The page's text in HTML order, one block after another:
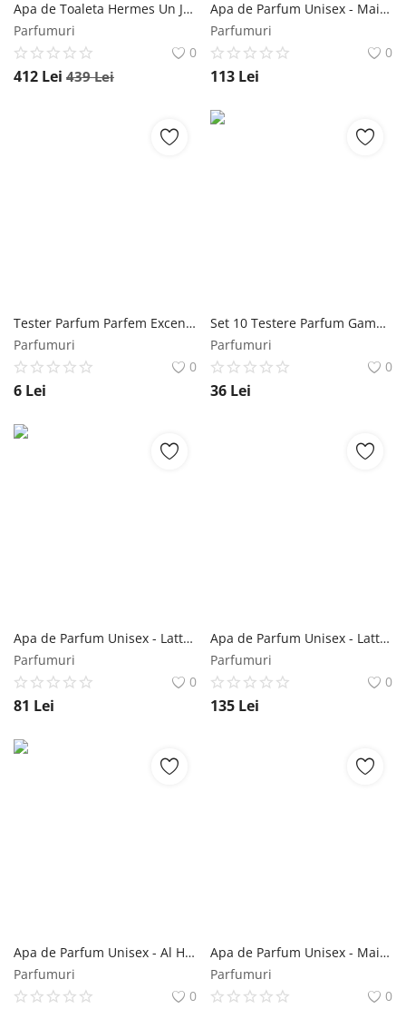
Apa de Toaleta Hermes Un Jardin Sur La Lagune, Unisex, 100ml Hermès
Parfumuri
0
412 Lei 439Lei
Apa de Parfum Unisex - Maison Alhambra EDP La Rouge Baroque Extreme, 100 ml Maison Alhambra
Parfumuri
0
113 Lei
Tester Parfum Parfem Excentrix cod 730 Florgarden, Unisex, 2 ml Florgarden
Parfumuri
0
6 Lei
Set 10 Testere Parfum Gama Parfen nr. 8 Florgarden, 10 x 2 ml Florgarden
Parfumuri
0
36 Lei
Apa de Parfum Unisex - Lattafa Perfumes EDP Muna, 100 ml Lattafa
Parfumuri
0
81 Lei
Apa de Parfum Unisex - Lattafa Perfumes EDP Al Noble Safeer, 100 ml Lattafa
Parfumuri
0
135 Lei
Apa de Parfum Unisex - Al Haramain EDP Amber Oud Gold Edition Extreme Pure Perfume, 60 ml Al Haramain
Parfumuri
0
Apa de Parfum Unisex - Maison Alhambra EDP Philos Centro, 100 ml Maison Alhambra
Parfumuri
0